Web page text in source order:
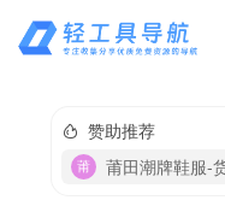
赞助推荐
莆田潮牌鞋服-